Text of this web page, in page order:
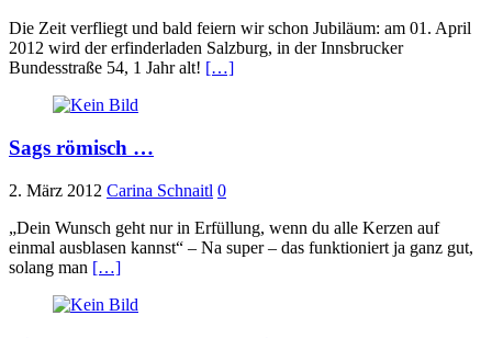
Die Zeit verfliegt und bald feiern wir schon Jubiläum: am 01. April
2012 wird der erfinderladen Salzburg, in der Innsbrucker
Bundesstraße 54, 1 Jahr alt! […]
Sags römisch …
2. März 2012 Carina Schnaitl 0
„Dein Wunsch geht nur in Erfüllung, wenn du alle Kerzen auf
einmal ausblasen kannst“ – Na super – das funktioniert ja ganz gut,
solang man […]